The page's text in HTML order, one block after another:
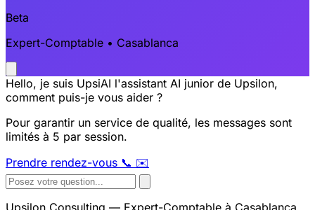
Beta
Expert-Comptable • Casablanca
Hello, je suis UpsiAI l'assistant AI junior de Upsilon,
comment puis-je vous aider ?
Pour garantir un service de qualité, les messages sont
limités à 5 par session.
Prendre rendez-vous 📞 ✉️
Upsilon Consulting — Expert-Comptable à Casablanca